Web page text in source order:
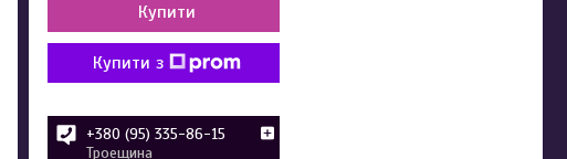
Купити
Купити з
+380 (95) 335-86-15
Троещина